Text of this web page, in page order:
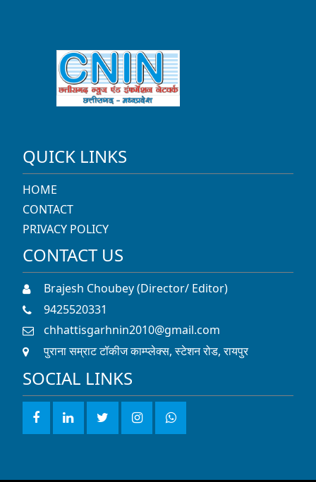
CONTACT
PRIVACY POLICY
Brajesh Choubey (Director/ Editor)
9425520331
chhattisgarhnin2010@gmail.com
पुराना सम्राट टॉकीज काम्प्लेक्स, स्टेशन रोड, रायपुर
SOCIAL LINKS
© 2022 CNIN News Network. All rights reserved.
Developed ByInclusion Web